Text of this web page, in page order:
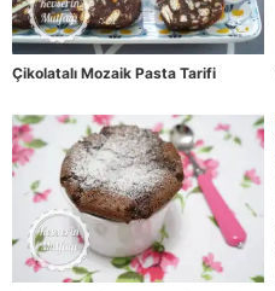
Çikolatalı Mozaik Pasta Tarifi